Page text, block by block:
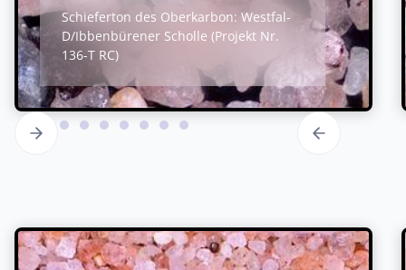
Schieferton des Oberkarbon: Westfal-
D/Ibbenbürener Scholle (Projekt Nr.
136-T RC)